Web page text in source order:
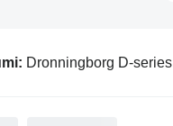
Dronningborg D-